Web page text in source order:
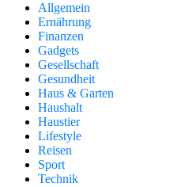
Allgemein
Ernährung
Finanzen
Gadgets
Gesellschaft
Gesundheit
Haus & Garten
Haushalt
Haustier
Lifestyle
Reisen
Sport
Technik